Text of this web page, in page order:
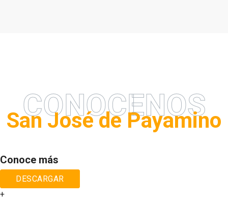
CONOCENOS
San José de Payamino
Conoce más
DESCARGAR
+